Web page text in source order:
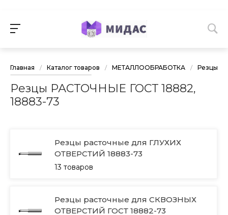
Главная / Каталог товаров / МЕТАЛЛООБРАБОТКА / Резцы
Резцы РАСТОЧНЫЕ ГОСТ 18882,
18883-73
Резцы расточные для ГЛУХИХ
ОТВЕРСТИЙ 18883-73
13 товаров
Резцы расточные для СКВОЗНЫХ
ОТВЕРСТИЙ ГОСТ 18882-73